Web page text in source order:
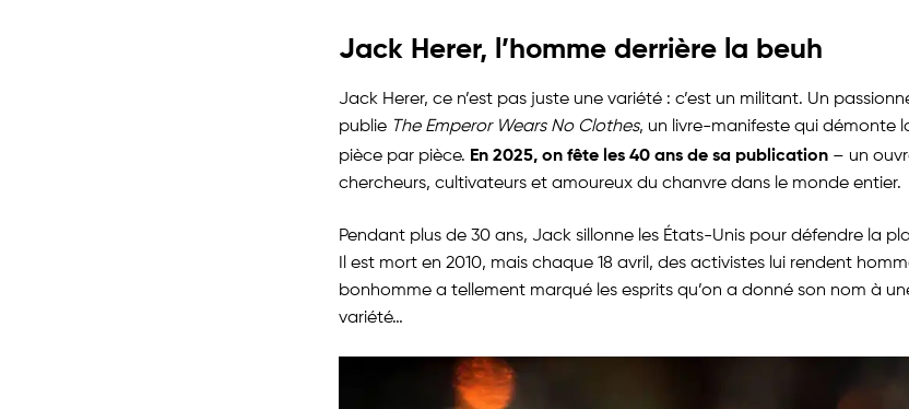
Jack Herer, l’homme derrière la beuh
Jack Herer, ce n’est pas juste une variété : c’est un militant. Un
publie The Emperor Wears No Clothes, un livre-manifeste qui démonte
pièce par pièce. En 2025, on fête les 40 ans de sa publication– un
chercheurs, cultivateurs et amoureux du chanvre dans le monde entier.
Pendant plus de 30 ans, Jack sillonne les États-Unis pour défendre la
Il est mort en 2010, mais chaque 18 avril, des activistes lui rendent
bonhomme a tellement marqué les esprits qu’on a donné son nom à
variété…